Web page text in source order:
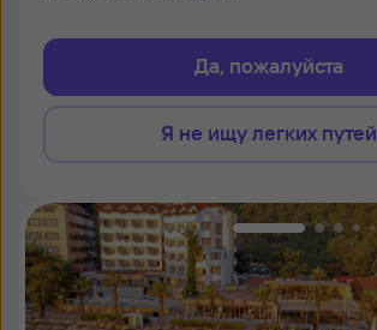
Да, пожалуйста
Я не ищу легких путей